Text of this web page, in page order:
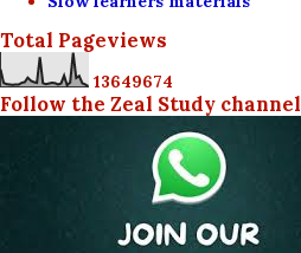
Total Pageviews
13649674
Follow the Zeal Study